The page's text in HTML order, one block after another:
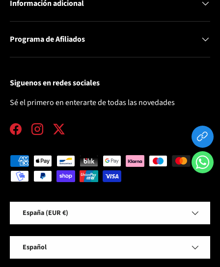
Información adicional
Programa de Afiliados
Siguenos en redes sociales
Sé el primero en enterarte de todas las novedades
FacebookInstagramTwitter
Formas de pago aceptadas
España (EUR €)
Español